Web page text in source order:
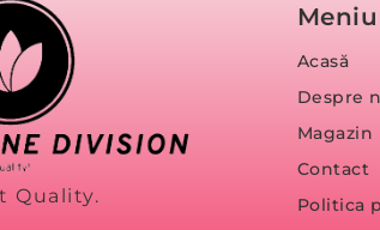
Quality.
Meniu
Acasă
Despre
Magazin
Contact
Politica